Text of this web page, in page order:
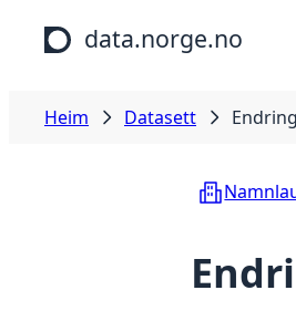
Hopp til hovudinnhald
data.norge.no
Heim Datasett